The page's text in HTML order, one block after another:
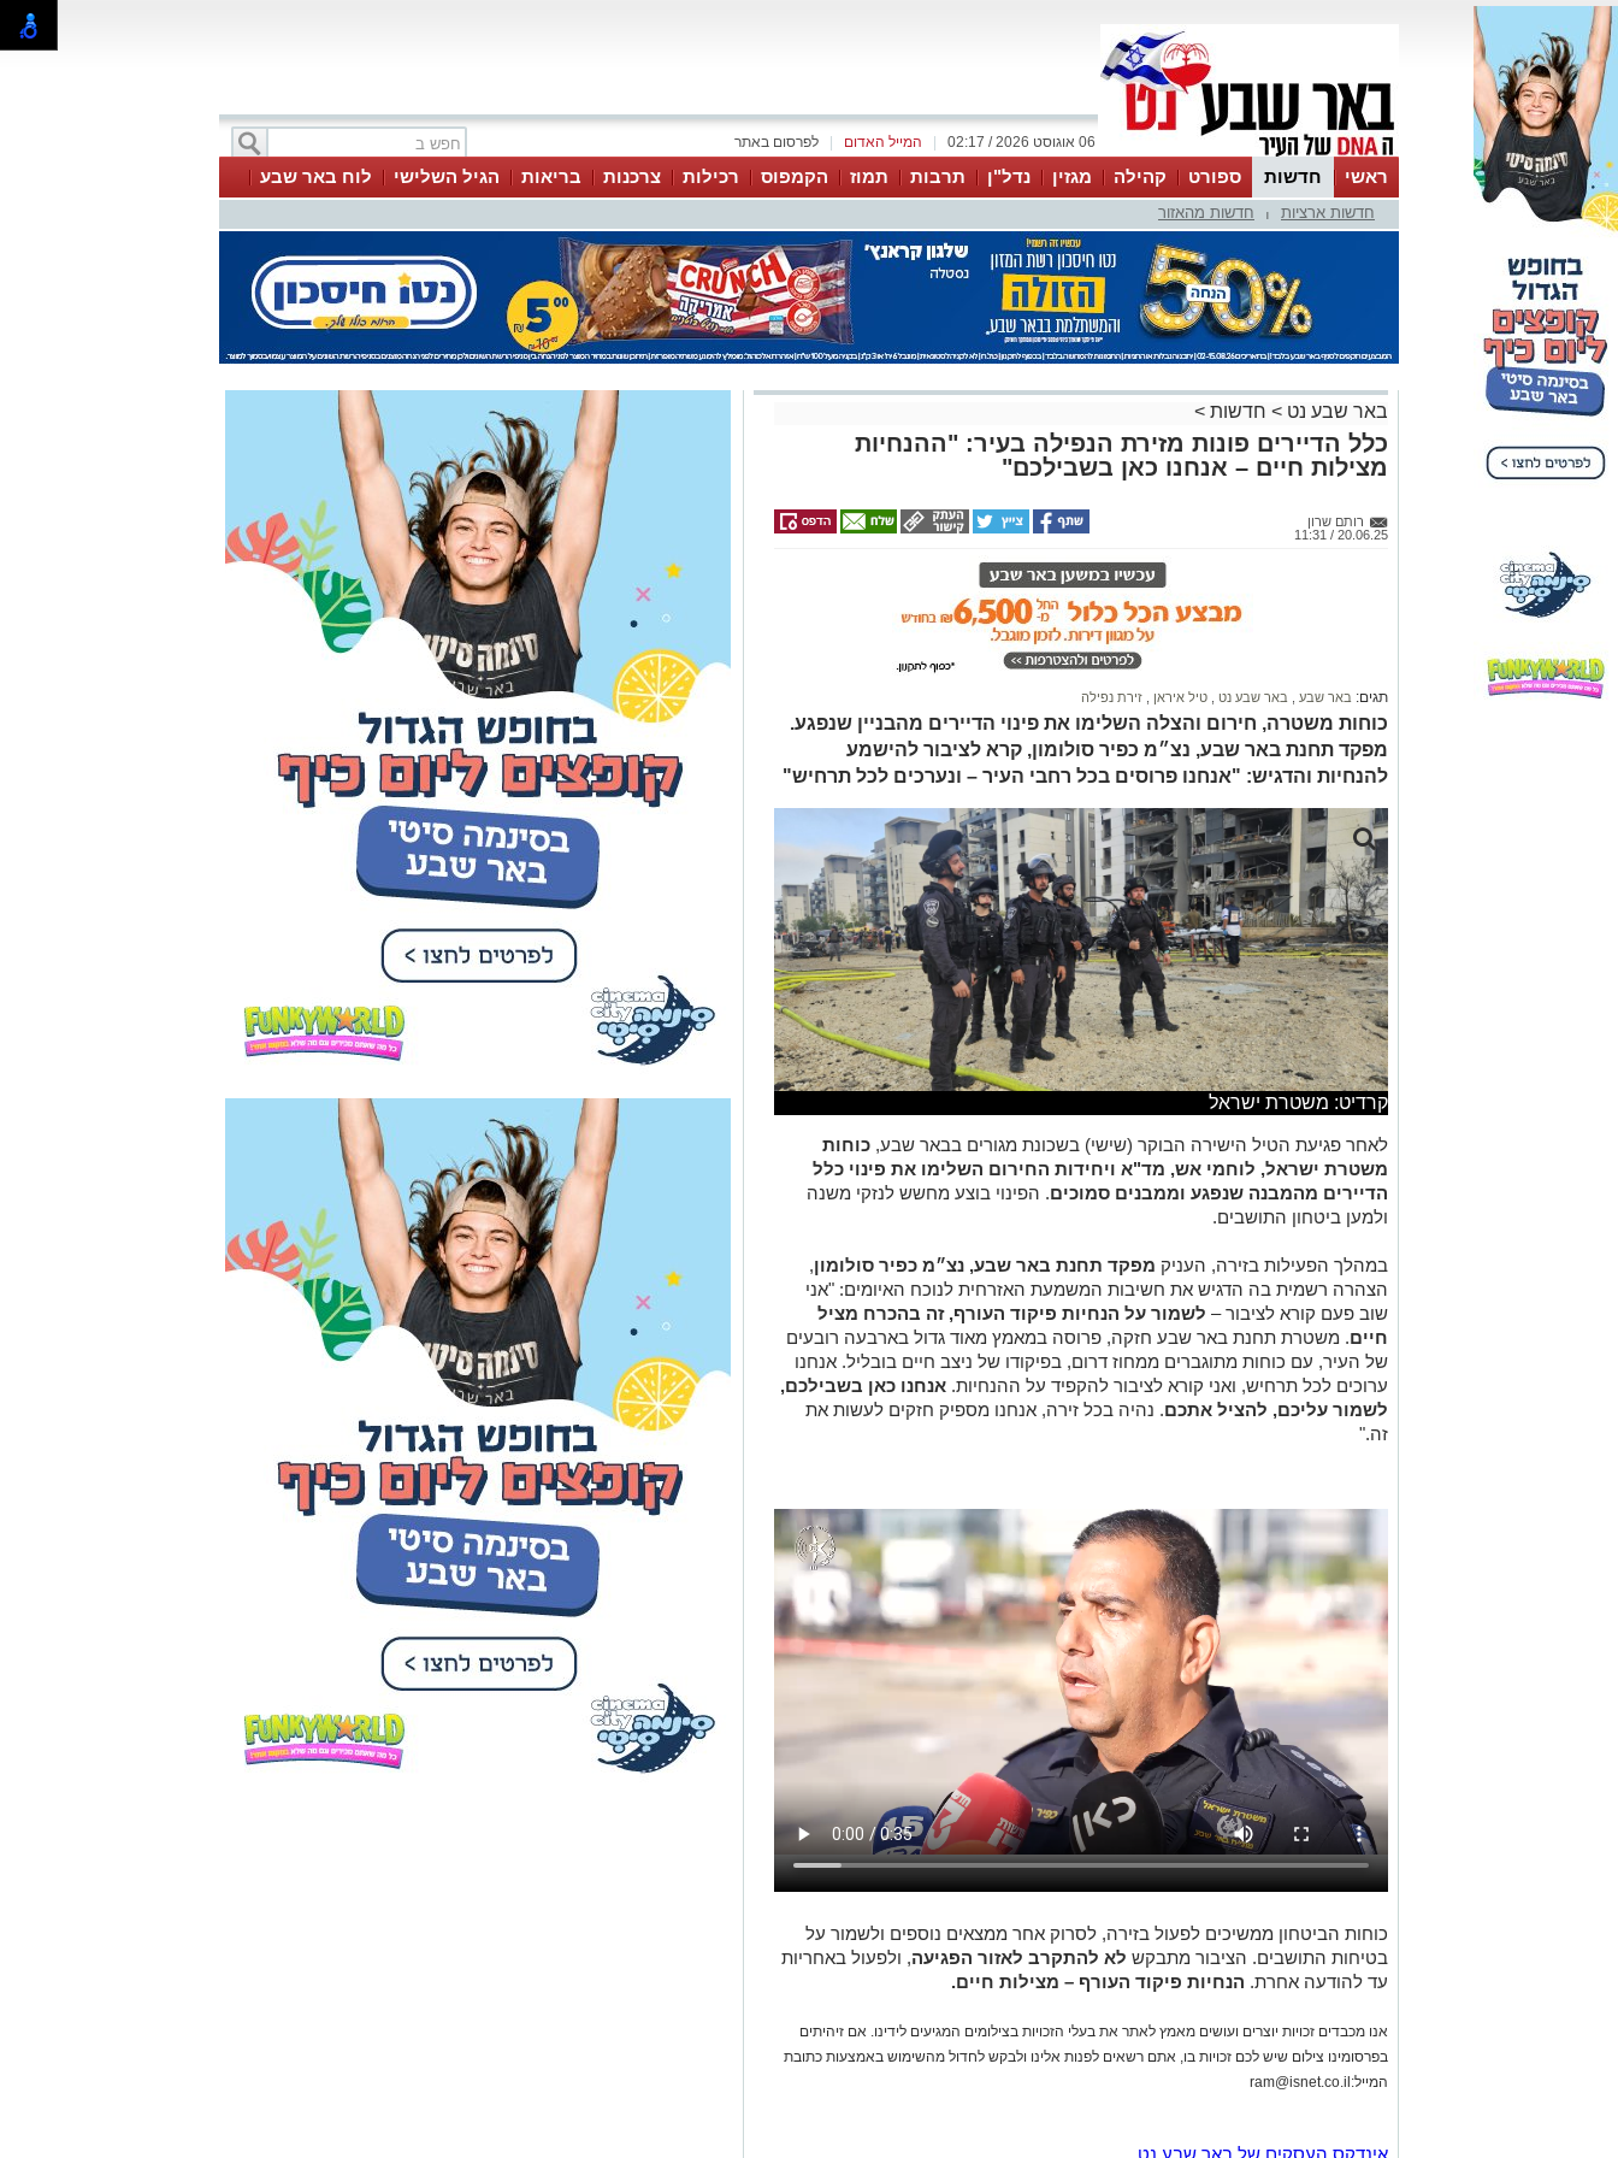
לפרסום באתר המייל האדום 06 אוגוסט 2026 / 02:17
ראשי חדשות ספורט קהילה מגזין נדל"ן תרבות תמוז הקמפוס רכילות צרכנות בריאות הגיל השלישי
לוח באר שבע
עסקים
טיפים והמלצותחדשות ארציות חדשות מהאזור
באר שבע נט > חדשות >
כלל הדיירים פונות מזירת הנפילה בעיר: "ההנחיות
מצילות חיים – אנחנו כאן בשבילכם"
רותם שרון
20.06.25 / 11:31
תגים: באר שבע באר שבע נט טיל איראן זירת נפילה
כוחות משטרה, חירום והצלה השלימו את פינוי הדיירים מהבניין שנפגע.
מפקד תחנת באר שבע, נצ״מ כפיר סולומון, קרא לציבור להישמע
להנחיות והדגיש: "אנחנו פרוסים בכל רחבי העיר – ונערכים לכל תרחיש"
קרדיט: משטרת ישראל
לאחר פגיעת הטיל הישירה הבוקר (שישי) בשכונת מגורים בבאר שבע, כוחות
משטרת ישראל, לוחמי אש, מד"א ויחידות החירום השלימו את פינוי כלל
הדיירים מהמבנה שנפגע וממבנים סמוכים. הפינוי בוצע מחשש לנזקי משנה
ולמען ביטחון התושבים.
במהלך הפעילות בזירה, העניק מפקד תחנת באר שבע, נצ״מ כפיר סולומון,
הצהרה רשמית בה הדגיש את חשיבות המשמעת האזרחית לנוכח האיומים: "אני
שוב פעם קורא לציבור – לשמור על הנחיות פיקוד העורף, זה בהכרח מציל
חיים. משטרת תחנת באר שבע חזקה, פרוסה במאמץ מאוד גדול בארבעה רובעים
של העיר, עם כוחות מתוגברים ממחוז דרום, בפיקודו של ניצב חיים בובליל. אנחנו
ערוכים לכל תרחיש, ואני קורא לציבור להקפיד על ההנחיות. אנחנו כאן בשבילכם,
לשמור עליכם, להציל אתכם. נהיה בכל זירה, אנחנו מספיק חזקים לעשות את
זה."
כוחות הביטחון ממשיכים לפעול בזירה, לסרוק אחר ממצאים נוספים ולשמור על
בטיחות התושבים. הציבור מתבקש לא להתקרב לאזור הפגיעה, ולפעול באחריות
עד להודעה אחרת. הנחיות פיקוד העורף – מצילות חיים.
אנו מכבדים זכויות יוצרים ועושים מאמץ לאתר את בעלי הזכויות בצילומים המגיעים לידינו. אם זיהיתים
בפרסומינו צילום שיש לכם זכויות בו, אתם רשאים לפנות אלינו ולבקש לחדול מהשימוש באמצעות כתובת
המייל: ram@isnet.co.il